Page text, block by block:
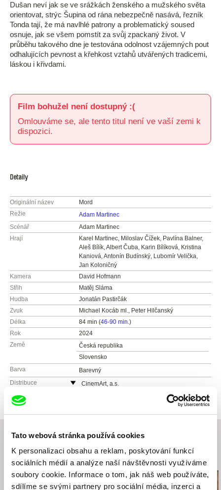
Tato webová stránka používá cookies
K personalizaci obsahu a reklam, poskytování funkcí
sociálních médií a analýze naší návštěvnosti využíváme
soubory cookie. Informace o tom, jak náš web používáte,
sdílíme se svými partnery pro sociální média, inzerci a
Dušan neví jak se ve srážkách ženského a mužského světa
orientovat, strýc Šupina od rána nebezpečně nasává, řezník
Tonda tají, že má navlhlé patrony a problematický soused
osnuje, jak se všem pomstít za svůj zpackaný život. V
průběhu takového dne je testována odolnost vzájemných pout
odhalujících pevnost a křehkost vztahů utvářených tradicemi,
láskou i křivdami.
Film bohužel není dostupný :(
Omlouváme se, ale tento titul není ve vaší zemi k
dispozici.
Detaily
Originální název
Mord
Režie
Adam Martinec
Scénář
Adam Martinec
Hrají
Karel Martinec, Miloslav Čížek, Pavlína Balner,
Aleš Bílík, Albert Čuba, Karin Bílíková, Kristina
Kaniová, Antonín Budínský, Lubomír Velička,
Jan Koloničný
Kamera
David Hofmann
Střih
Matěj Sláma
Hudba
Jonatán Pastirčák
Zvuk
Michael Kocáb ml., Peter Hilčanský
Délka
84 min (46-90 min.)
Rok
2024
Země
Česká republika
Slovensko
Barva
Barevný
Distribuce
CinemArt, a.s.
tel: +420 224 949 110
fax: +420 221 105 220
e-mail:info@cinemart.cz
Související filmy (20)